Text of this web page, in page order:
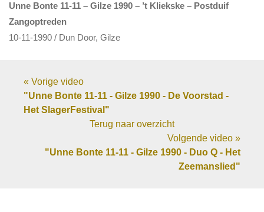
Unne Bonte 11-11 – Gilze 1990 – ’t Kliekske – Postduif
Zangoptreden
10-11-1990 / Dun Door, Gilze
« Vorige video
"Unne Bonte 11-11 - Gilze 1990 - De Voorstad -
Het SlagerFestival"
Terug naar overzicht
Volgende video »
"Unne Bonte 11-11 - Gilze 1990 - Duo Q - Het
Zeemanslied"